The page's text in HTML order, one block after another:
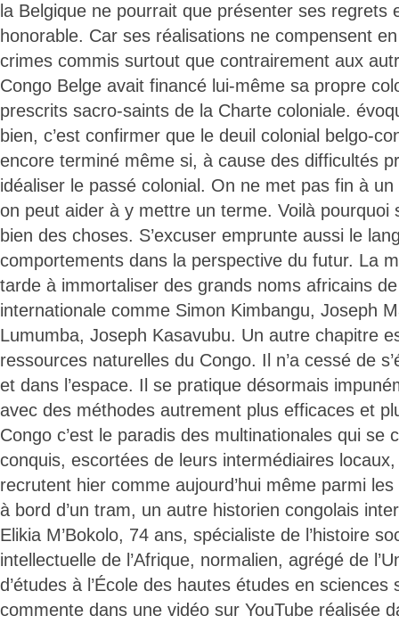
la Belgique ne pourrait que présenter ses regrets
honorable. Car ses réalisations ne compensent
crimes commis surtout que contrairement aux
Congo Belge avait financé lui-même sa propre
prescrits sacro-saints de la Charte coloniale.
bien, c’est confirmer que le deuil colonial belgo-
encore terminé même si, à cause des difficultés
idéaliser le passé colonial. On ne met pas fin à
on peut aider à y mettre un terme. Voilà pourquoi
bien des choses. S’excuser emprunte aussi le
comportements dans la perspective du futur. La
tarde à immortaliser des grands noms africains
internationale comme Simon Kimbangu, Joseph
Lumumba, Joseph Kasavubu. Un autre chapitre
ressources naturelles du Congo. Il n’a cessé de
et dans l’espace. Il se pratique désormais
avec des méthodes autrement plus efficaces et
Congo c’est le paradis des multinationales qui se
conquis, escortées de leurs intermédiaires
recrutent hier comme aujourd’hui même parmi
à bord d’un tram, un autre historien congolais
Elikia M’Bokolo, 74 ans, spécialiste de l’histoire
intellectuelle de l’Afrique, normalien, agrégé de
d’études à l’École des hautes études en sciences
commente dans une vidéo sur YouTube réalisée